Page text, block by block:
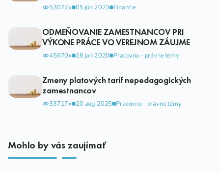
53072x 05 jún 2023 Financie
ODMEŇOVANIE ZAMESTNANCOV PRI
VÝKONE PRÁCE VO VEREJNOM ZÁUJME
45670x 28 jan 2020 Pracovno - právne témy
Zmeny platových taríf nepedagogických
zamestnancov
33717x 20 aug 2025 Pracovno - právne témy
Mohlo by vás zaujímať